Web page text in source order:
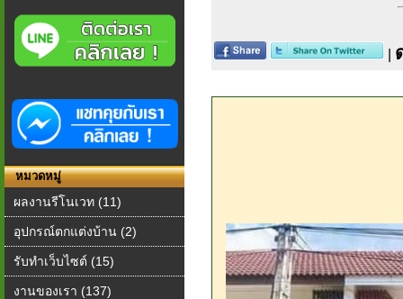
หมวดหมู่
ผลงานรีโนเวท (11)
อุปกรณ์ตกแต่งบ้าน (2)
รับทำเว็บไซต์ (15)
งานของเรา (137)